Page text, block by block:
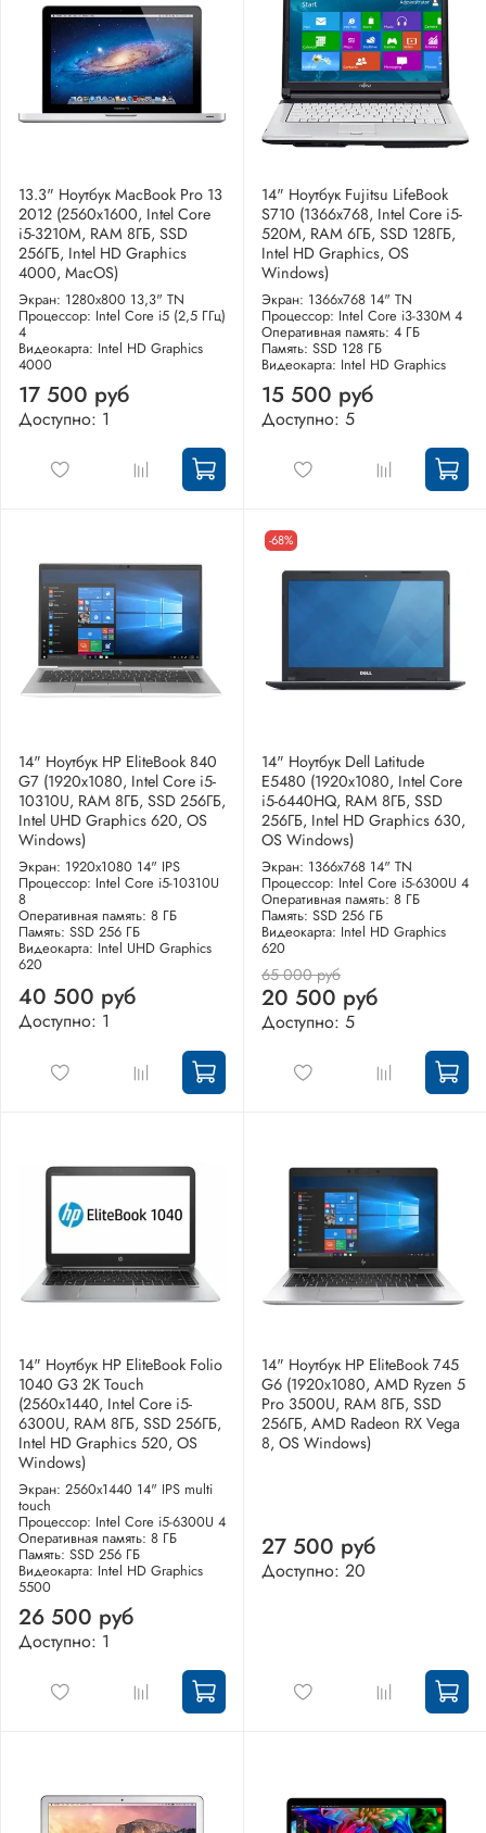
13.3" Ноутбук MacBook Pro 13
2012 (2560x1600, Intel Core
i5-3210M, RAM 8ГБ, SSD
256ГБ, Intel HD Graphics
4000, MacOS)
Экран: 1280x800 13,3" TN
Процессор: Intel Core i5 (2,5 ГГц)
4
Видеокарта: Intel HD Graphics
4000
17 500 руб
Доступно: 1
14" Ноутбук Fujitsu LifeBook
S710 (1366x768, Intel Core i5-
520M, RAM 6ГБ, SSD 128ГБ,
Intel HD Graphics, OS
Windows)
Экран: 1366x768 14" TN
Процессор: Intel Core i3-330M 4
Оперативная память: 4 ГБ
Память: SSD 128 ГБ
Видеокарта: Intel HD Graphics
15 500 руб
Доступно: 5
14" Ноутбук HP EliteBook 840
G7 (1920x1080, Intel Core i5-
10310U, RAM 8ГБ, SSD 256ГБ,
Intel UHD Graphics 620, OS
Windows)
Экран: 1920x1080 14" IPS
Процессор: Intel Core i5-10310U
8
Оперативная память: 8 ГБ
Память: SSD 256 ГБ
Видеокарта: Intel UHD Graphics
620
40 500 руб
Доступно: 1
-68%
14" Ноутбук Dell Latitude
E5480 (1920х1080, Intel Core
i5-6440HQ, RAM 8ГБ, SSD
256ГБ, Intel HD Graphics 630,
OS Windows)
Экран: 1366x768 14" TN
Процессор: Intel Core i5-6300U 4
Оперативная память: 8 ГБ
Память: SSD 256 ГБ
Видеокарта: Intel HD Graphics
620
65 000 руб
20 500 руб
Доступно: 5
14" Ноутбук HP EliteBook Folio
1040 G3 2K Touch
(2560x1440, Intel Core i5-
6300U, RAM 8ГБ, SSD 256ГБ,
Intel HD Graphics 520, OS
Windows)
Экран: 2560x1440 14" IPS multi
touch
Процессор: Intel Core i5-6300U 4
Оперативная память: 8 ГБ
Память: SSD 256 ГБ
Видеокарта: Intel HD Graphics
5500
26 500 руб
Доступно: 1
14" Ноутбук HP EliteBook 745
G6 (1920x1080, AMD Ryzen 5
Pro 3500U, RAM 8ГБ, SSD
256ГБ, AMD Radeon RX Vega
8, OS Windows)
27 500 руб
Доступно: 20